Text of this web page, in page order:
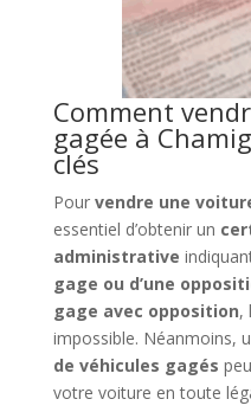
Comment
gagée à
clés
Pour vendre une
essentiel d’obtenir un
administrative
gage ou d’une
gage avec opposition,
impossible. Néanmoins,
de véhicules gagés
votre voiture en toute